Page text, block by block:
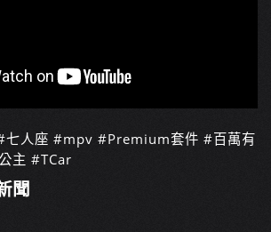
人座 #mpv #Premium套件 #百萬有
主 #TCar
聞